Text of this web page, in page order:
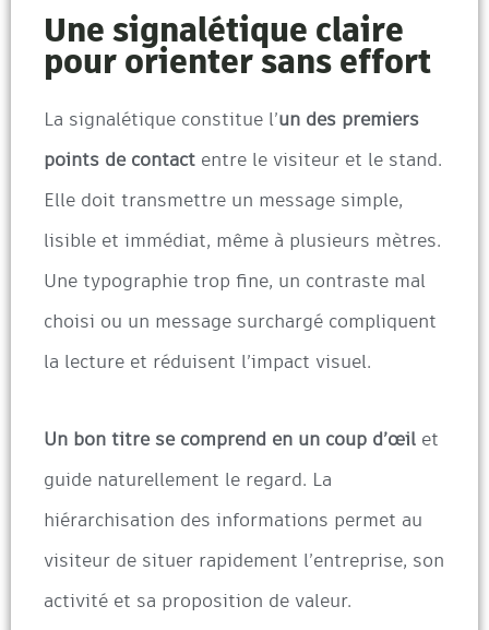
Une signalétique claire
pour orienter sans effort
La signalétique constitue l’un des premiers
points de contact entre le visiteur et le stand.
Elle doit transmettre un message simple,
lisible et immédiat, même à plusieurs mètres.
Une typographie trop fine, un contraste mal
choisi ou un message surchargé compliquent
la lecture et réduisent l’impact visuel.
Un bon titre se comprend en un coup d’œil et
guide naturellement le regard. La
hiérarchisation des informations permet au
visiteur de situer rapidement l’entreprise, son
activité et sa proposition de valeur.